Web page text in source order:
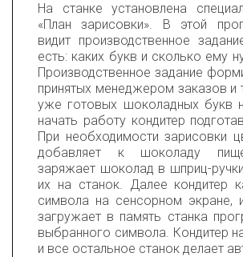
На станке установлена
«План зарисовки». В этой
видит производственное
есть: каких букв и сколько ему
Производственное задание
принятых менеджером заказов и
уже готовых шоколадных букв
начать работу кондитер
При необходимости зарисовки
добавляет к шоколаду
заряжает шоколад в шприц-
их на станок. Далее кондитер
символа на сенсорном экране,
загружает в память станка
выбранного символа. Кондитер
и все остальное станок делает